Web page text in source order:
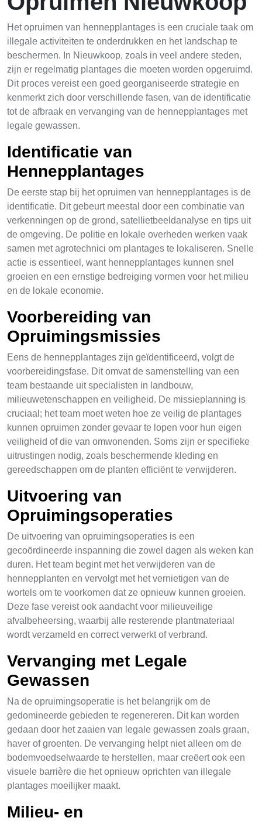
Het opruimen van hennepplantages is een cruciale taak om
illegale activiteiten te onderdrukken en het landschap te
beschermen. In Nieuwkoop, zoals in veel andere steden,
zijn er regelmatig plantages die moeten worden opgeruimd.
Dit proces vereist een goed georganiseerde strategie en
kenmerkt zich door verschillende fasen, van de identificatie
tot de afbraak en vervanging van de hennepplantages met
legale gewassen.
Identificatie van
Hennepplantages
De eerste stap bij het opruimen van hennepplantages is de
identificatie. Dit gebeurt meestal door een combinatie van
verkenningen op de grond, satellietbeeldanalyse en tips uit
de omgeving. De politie en lokale overheden werken vaak
samen met agrotechnici om plantages te lokaliseren. Snelle
actie is essentieel, want hennepplantages kunnen snel
groeien en een ernstige bedreiging vormen voor het milieu
en de lokale economie.
Voorbereiding van
Opruimingsmissies
Eens de hennepplantages zijn geïdentificeerd, volgt de
voorbereidingsfase. Dit omvat de samenstelling van een
team bestaande uit specialisten in landbouw,
milieuwetenschappen en veiligheid. De missieplanning is
cruciaal; het team moet weten hoe ze veilig de plantages
kunnen opruimen zonder gevaar te lopen voor hun eigen
veiligheid of die van omwonenden. Soms zijn er specifieke
uitrustingen nodig, zoals beschermende kleding en
gereedschappen om de planten efficiënt te verwijderen.
Uitvoering van
Opruimingsoperaties
De uitvoering van opruimingsoperaties is een
gecoördineerde inspanning die zowel dagen als weken kan
duren. Het team begint met het verwijderen van de
hennepplanten en vervolgt met het vernietigen van de
wortels om te voorkomen dat ze opnieuw kunnen groeien.
Deze fase vereist ook aandacht voor milieuveilige
afvalbeheersing, waarbij alle resterende plantmateriaal
wordt verzameld en correct verwerkt of verbrand.
Vervanging met Legale
Gewassen
Na de opruimingsoperatie is het belangrijk om de
gedomineerde gebieden te regenereren. Dit kan worden
gedaan door het zaaien van legale gewassen zoals graan,
haver of groenten. De vervanging helpt niet alleen om de
bodemvoedselwaarde te herstellen, maar creëert ook een
visuele barrière die het opnieuw oprichten van illegale
plantages moeilijker maakt.
Milieu- en